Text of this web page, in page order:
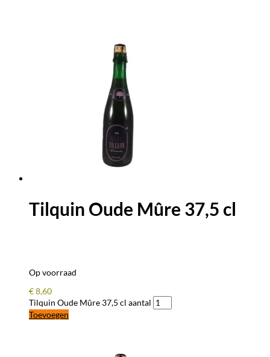
Tilquin Oude Mûre 37,5 cl
Op voorraad
€8,60
Tilquin Oude Mûre 37,5 cl aantal
Toevoegen